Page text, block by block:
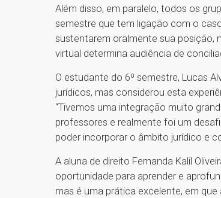
Além disso, em paralelo, todos os
semestre que tem ligação com o
sustentarem oralmente sua
virtual determina audiência de
O estudante do 6º semestre, Lucas
jurídicos, mas considerou esta
“Tivemos uma integração muito
professores e realmente foi um
poder incorporar o âmbito jurídico e
A aluna de direito Fernanda Kalil
oportunidade para aprender e
mas é uma prática excelente, em